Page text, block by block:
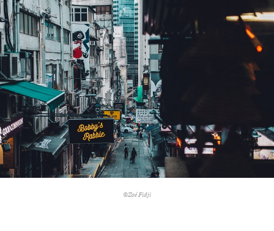
©Zoé Fidji